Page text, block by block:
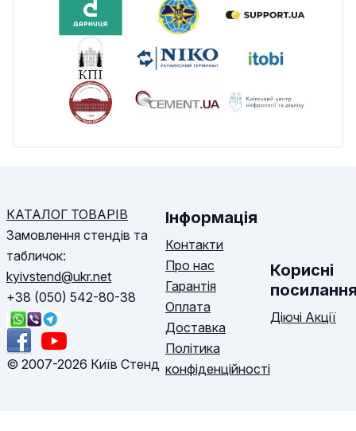
КАТАЛОГ ТОВАРІВ
Замовлення стендів та
табличок:
kyivstend@ukr.net
+38 (050) 542-80-38
© 2007-2026 Київ Стенд
Інформація
Контакти
Про нас
Гарантія
Оплата
Доставка
Політика
конфіденційності
Корисні
Діючі Акції